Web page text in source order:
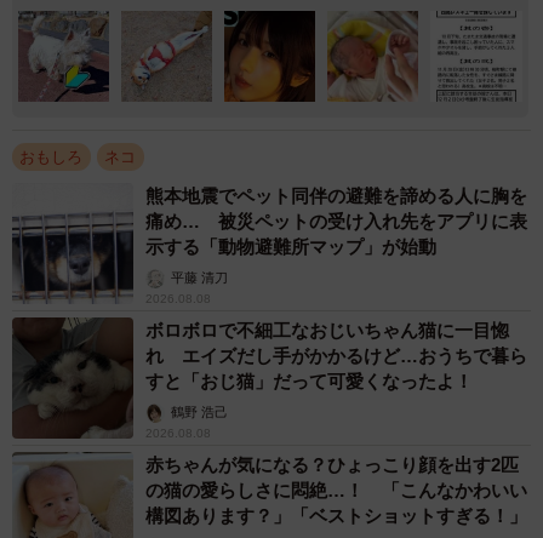
おもしろ ネコ
熊本地震でペット同伴の避難を諦める人に胸を
痛め… 被災ペットの受け入れ先をアプリに表
示する「動物避難所マップ」が始動
平藤 清刀
2026.08.08
ボロボロで不細工なおじいちゃん猫に一目惚
れ エイズだし手がかかるけど…おうちで暮ら
すと「おじ猫」だって可愛くなったよ！
鶴野 浩己
2026.08.08
赤ちゃんが気になる？ひょっこり顔を出す2匹
の猫の愛らしさに悶絶…！ 「こんなかわいい
構図あります？」「ベストショットすぎる！」